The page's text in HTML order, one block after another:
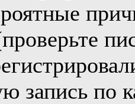
запись по